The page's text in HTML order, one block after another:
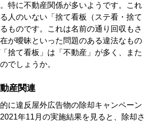
特に不動産関係が多いようです。これ
人のいない「捨て看板（ステ看・捨て
ものです。これは名前の通り回収もさ
が曖昧といった問題のある違法なもの
捨て看板」は「不動産」が多く、また
でしょうか。
産関連
に違反屋外広告物の除却キャンペーン
年11月の実施結果を見ると、除却さ